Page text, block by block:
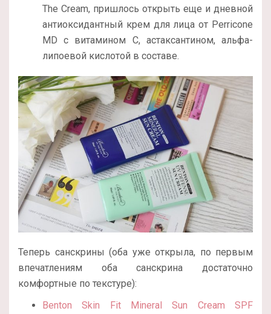
The Cream, пришлось открыть еще и дневной
антиоксидантный крем для лица от Perricone
MD с витамином С, астаксантином, альфа-
липоевой кислотой в составе.
Теперь санскрины (оба уже открыла, по первым
впечатлениям оба санскрина достаточно
комфортные по текстуре):
Benton Skin Fit Mineral Sun Cream SPF